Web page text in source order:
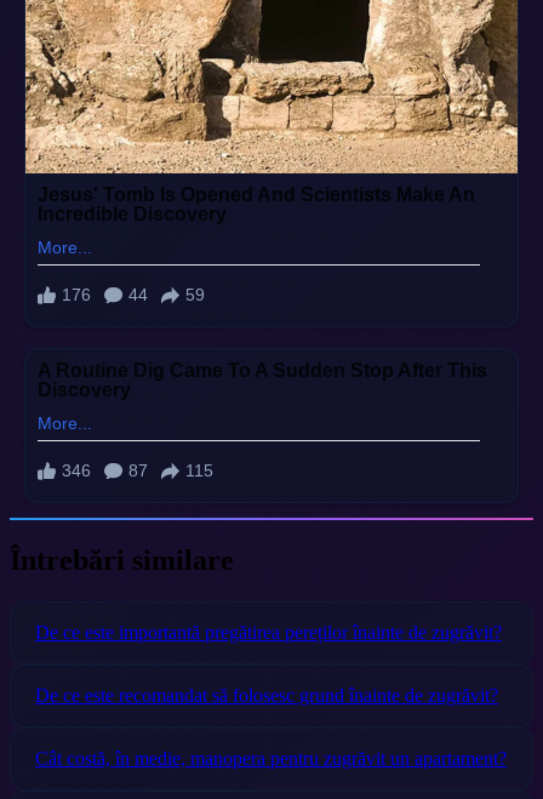
Întrebări similare
De ce este importantă pregătirea pereților înainte de zugrăvit?
De ce este recomandat să folosesc grund înainte de zugrăvit?
Cât costă, în medie, manopera pentru zugrăvit un apartament?